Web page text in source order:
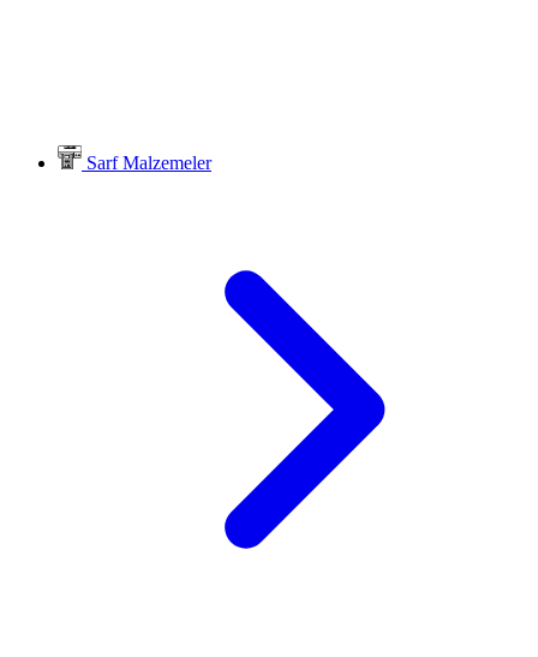
Sarf Malzemeler